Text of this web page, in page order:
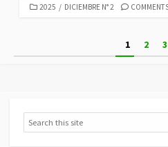
CATEGORIES
2025 / DICIEMBRE N° 2
de
1 2 3
Search